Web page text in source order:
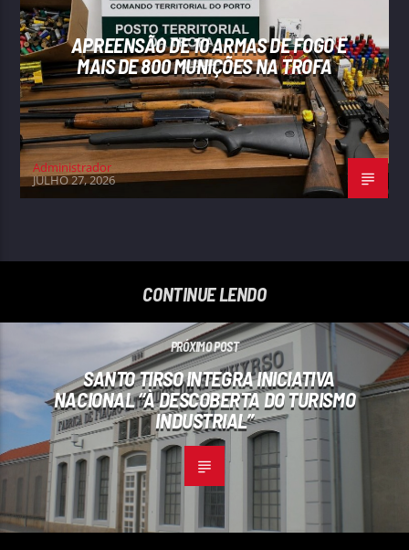
APREENSÃO DE 10 ARMAS DE FOGO E
MAIS DE 800 MUNIÇÕES NA TROFA
Administrador
JULHO 27, 2026
CONTINUE LENDO
PRÓXIMO POST
SANTO TIRSO INTEGRA INICIATIVA
NACIONAL “À DESCOBERTA DO TURISMO
INDUSTRIAL”